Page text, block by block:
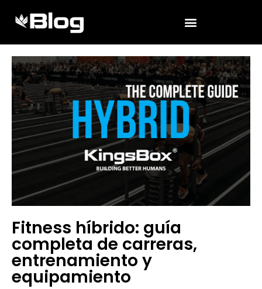
Fitness híbrido: guía
completa de carreras,
entrenamiento y
equipamiento